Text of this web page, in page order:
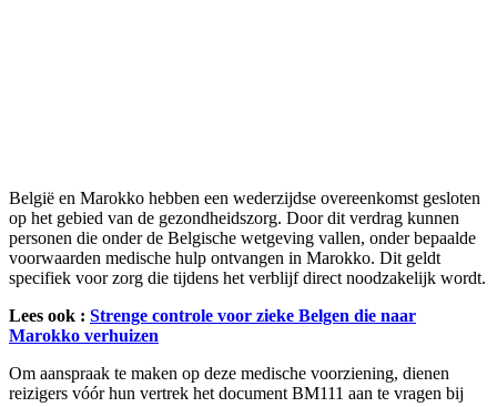
België en Marokko hebben een wederzijdse overeenkomst gesloten
op het gebied van de gezondheidszorg. Door dit verdrag kunnen
personen die onder de Belgische wetgeving vallen, onder bepaalde
voorwaarden medische hulp ontvangen in Marokko. Dit geldt
specifiek voor zorg die tijdens het verblijf direct noodzakelijk wordt.
Lees ook : Strenge controle voor zieke Belgen die naar
Marokko verhuizen
Om aanspraak te maken op deze medische voorziening, dienen
reizigers vóór hun vertrek het document BM111 aan te vragen bij